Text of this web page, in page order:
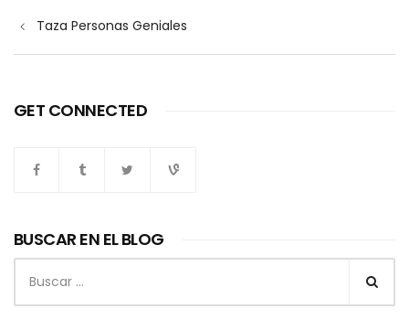
de
entradas
Taza Personas Geniales
GET CONNECTED
BUSCAR EN EL BLOG
Buscar: